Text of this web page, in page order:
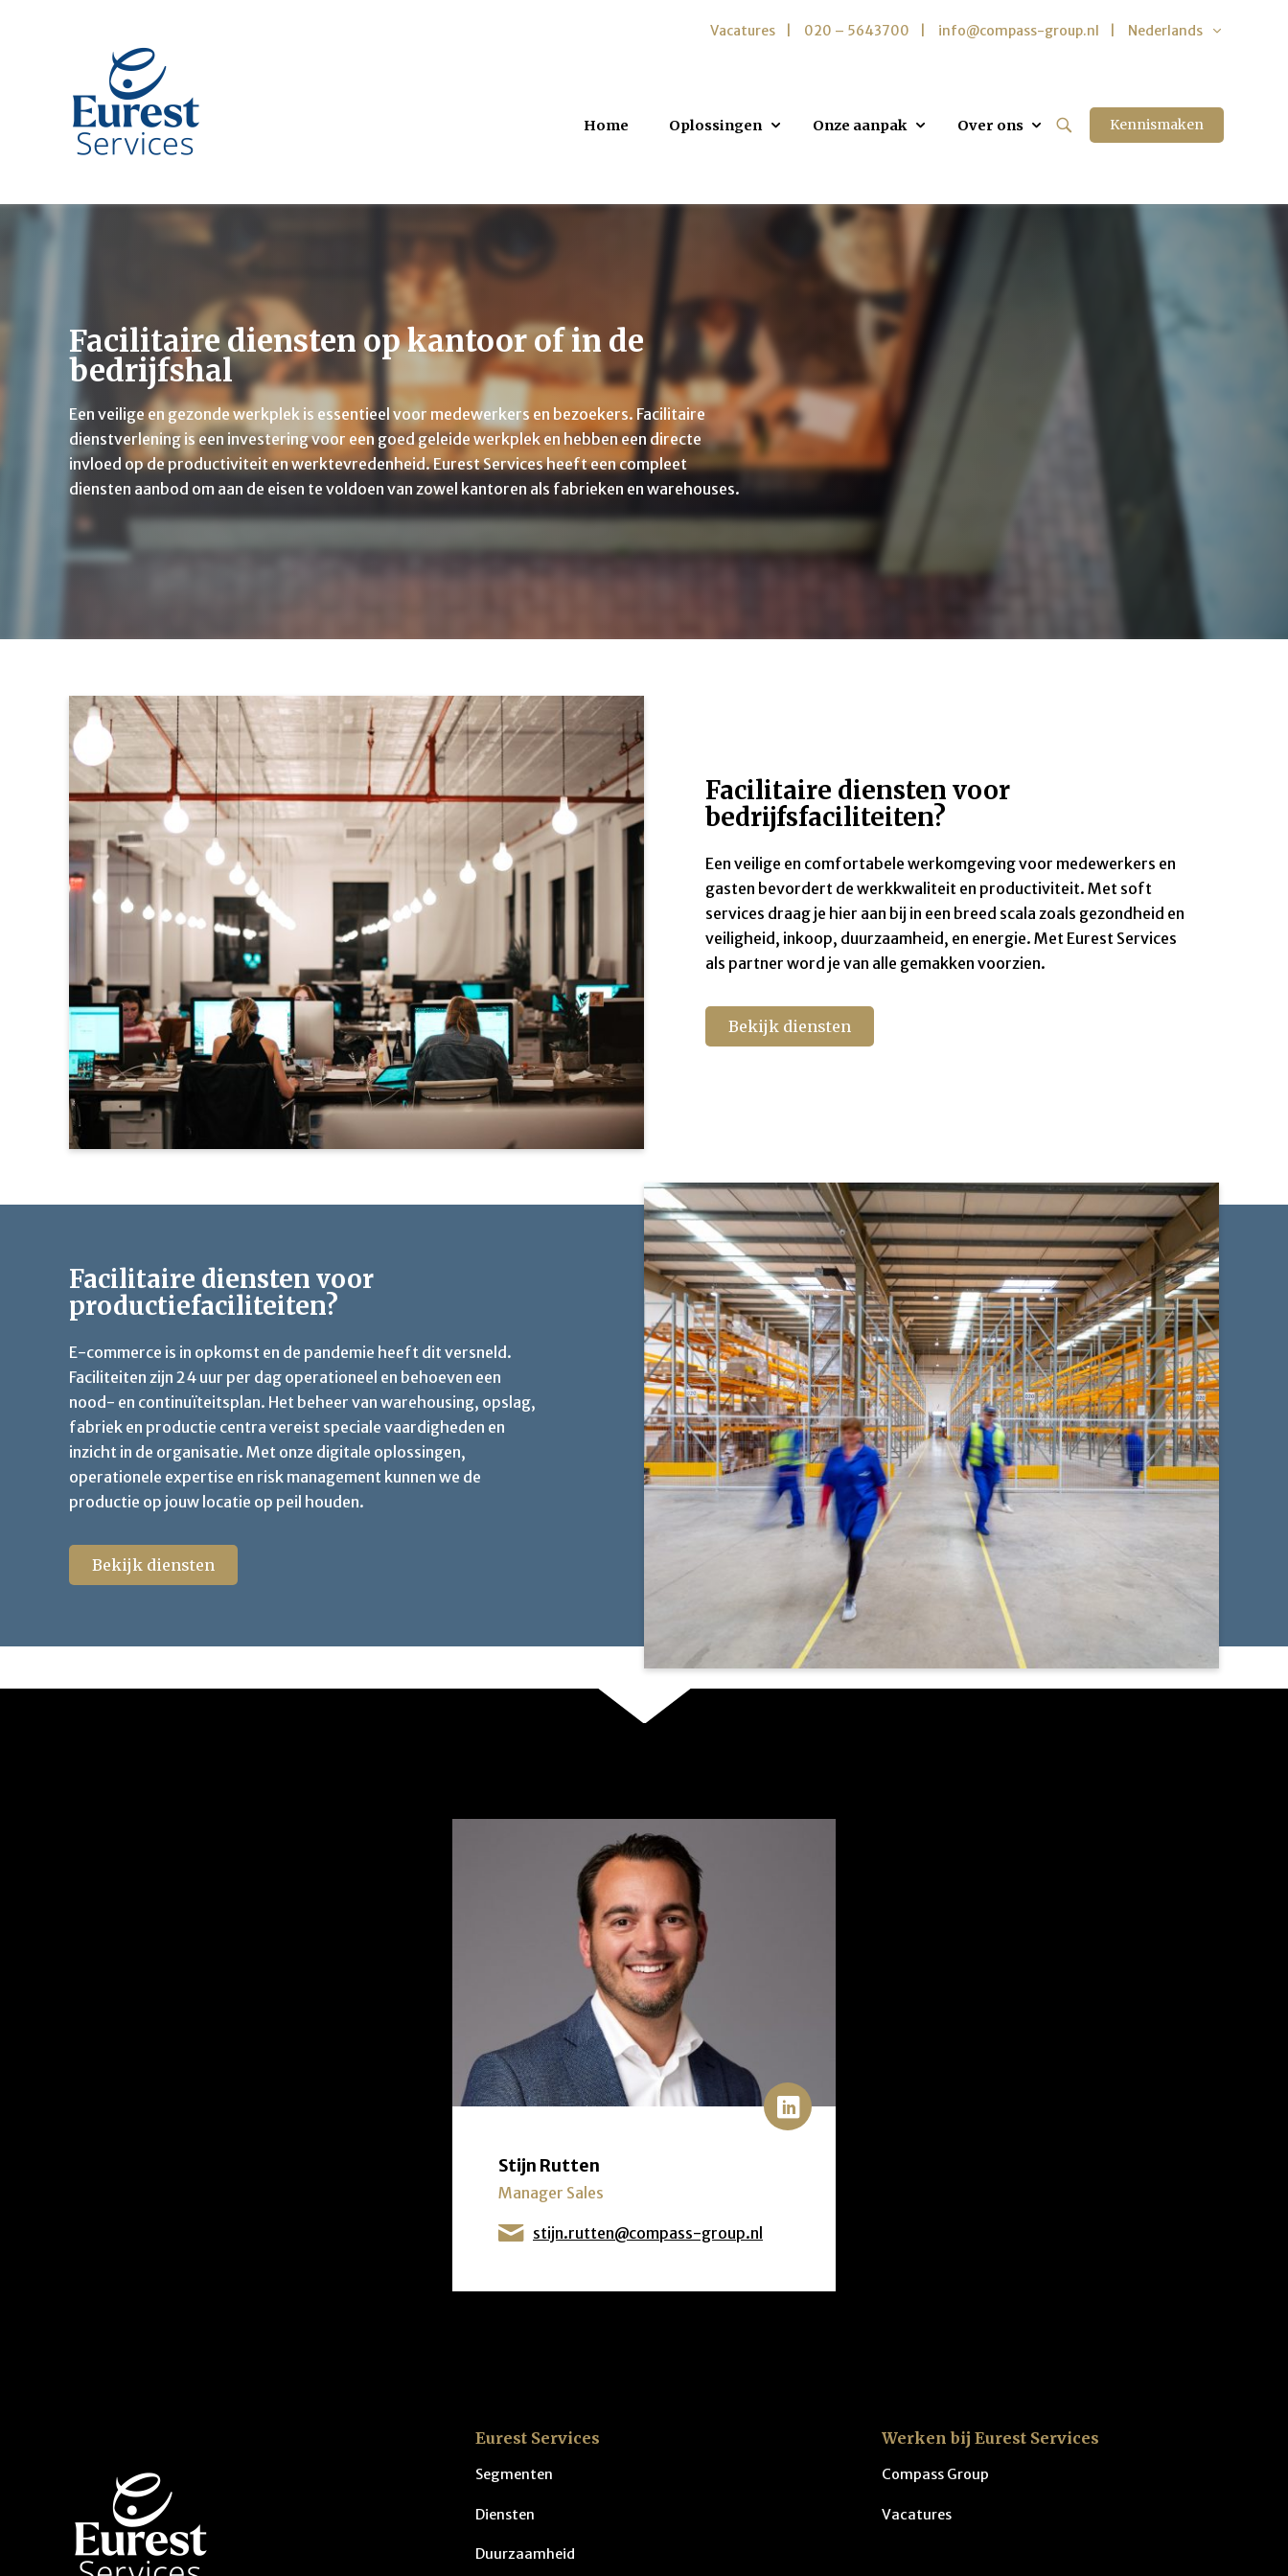
Vacatures 020 – 5643700 info@compass-group.nl Nederlands
Home Oplossingen Onze aanpak Over ons Kennismaken
Facilitaire diensten op kantoor of in de
bedrijfshal
Een veilige en gezonde werkplek is essentieel voor medewerkers en bezoekers. Facilitaire
dienstverlening is een investering voor een goed geleide werkplek en hebben een directe
invloed op de productiviteit en werktevredenheid. Eurest Services heeft een compleet
diensten aanbod om aan de eisen te voldoen van zowel kantoren als fabrieken en warehouses.
Facilitaire diensten voor
bedrijfsfaciliteiten?
Een veilige en comfortabele werkomgeving voor medewerkers en
gasten bevordert de werkkwaliteit en productiviteit. Met soft
services draag je hier aan bij in een breed scala zoals gezondheid en
veiligheid, inkoop, duurzaamheid, en energie. Met Eurest Services
als partner word je van alle gemakken voorzien.
Bekijk diensten
Facilitaire diensten voor
productiefaciliteiten?
E-commerce is in opkomst en de pandemie heeft dit versneld.
Faciliteiten zijn 24 uur per dag operationeel en behoeven een
nood- en continuïteitsplan. Het beheer van warehousing, opslag,
fabriek en productie centra vereist speciale vaardigheden en
inzicht in de organisatie. Met onze digitale oplossingen,
operationele expertise en risk management kunnen we de
productie op jouw locatie op peil houden.
Bekijk diensten
Stijn Rutten
Manager Sales
stijn.rutten@compass-group.nl
Eurest Services
Segmenten
Diensten
Duurzaamheid
Werken bij Eurest Services
Compass Group
Vacatures